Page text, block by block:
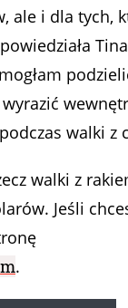
ale i dla tych,
walki z
walki z
Jeśli
.